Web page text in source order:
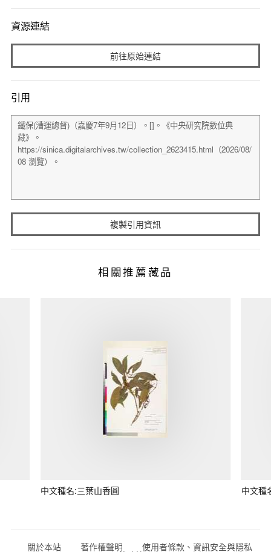
資源連結
前往原始連結
引用
複製引用資訊
相關推薦藏品
中文種名:三葉山香圓 中文種
關於本站 著作權聲明 使用者條款、資訊安全與隱私